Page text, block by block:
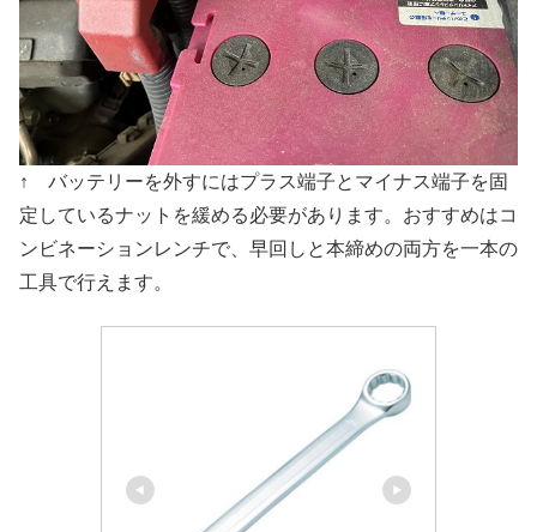
↑ バッテリーを外すにはプラス端子とマイナス端子を固
定しているナットを緩める必要があります。おすすめはコ
ンビネーションレンチで、早回しと本締めの両方を一本の
工具で行えます。